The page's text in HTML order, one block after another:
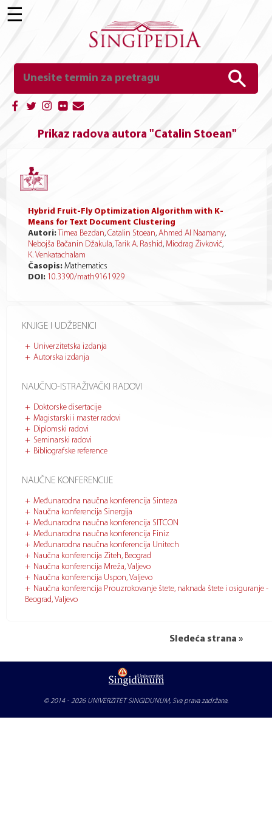
☰
Prikaz radova autora "Catalin Stoean"
Sledeća strana »
KNJIGE I UDŽBENICI
Univerzitetska izdanja
Autorska izdanja
NAUČNO-ISTRAŽIVAČKI RADOVI
Doktorske disertacije
Magistarski i master radovi
Diplomski radovi
Seminarski radovi
Bibliografske reference
NAUČNE KONFERENCIJE
Međunarodna naučna konferencija Sinteza
Naučna konferencija Sinergija
Međunarodna naučna konferencija SITCON
Međunarodna naučna konferencija Finiz
Međunarodna naučna konferencija Unitech
Naučna konferencija Ziteh, Beograd
Naučna konferencija Mreža, Valjevo
Naučna konferencija Uspon, Valjevo
Naučna konferencija Prouzrokovanje štete, naknada štete i osiguranje -
Beograd, Valjevo
Hybrid Fruit-Fly Optimization Algorithm with K-
Means for Text Document Clustering
Autori: Timea Bezdan, Catalin Stoean, Ahmed Al Naamany,
Nebojša Bačanin Džakula, Tarik A. Rashid, Miodrag Živković,
K. Venkatachalam
Časopis: Mathematics
DOI: 10.3390/math9161929
© 2014 - 2026 UNIVERZITET SINGIDUNUM, Sva prava zadržana.